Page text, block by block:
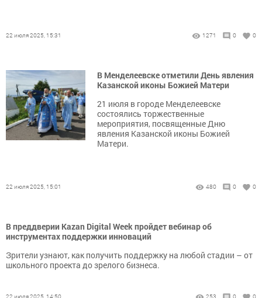
22 июля 2025, 15:31 1271 0 0
В Менделеевске отметили День явления
Казанской иконы Божией Матери
21 июля в городе Менделеевске
состоялись торжественные
мероприятия, посвященные Дню
явления Казанской иконы Божией
Матери.
22 июля 2025, 15:01 480 0 0
В преддверии Kazan Digital Week пройдет вебинар об
инструментах поддержки инноваций
Зрители узнают, как получить поддержку на любой стадии – от
школьного проекта до зрелого бизнеса.